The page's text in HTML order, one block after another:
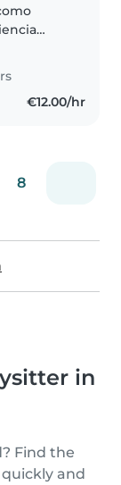
con
€12.00/hr
8
in
Find the
and